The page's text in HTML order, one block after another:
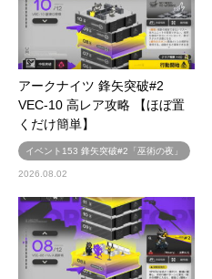
アークナイツ 鋒矢突破#2
VEC-10 高レア攻略 【ほぼ置
くだけ簡単】
イベント153 鋒矢突破#2「巫術の夜」
2026.08.02